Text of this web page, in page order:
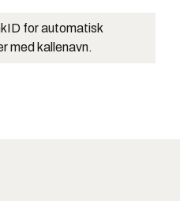
for automatisk
med kallenavn.